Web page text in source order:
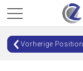
Vorherige Position